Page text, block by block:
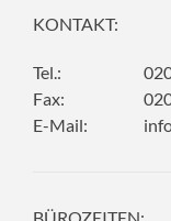
KONTAKT:
Tel.:
Fax:
E-Mail: